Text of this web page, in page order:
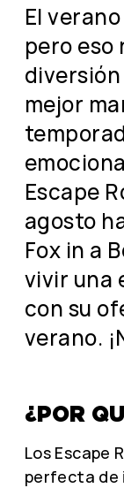
El
pero eso
mejor
Escape
agosto
Fox in a
vivir una
con su
verano.
¿POR
Los Escape
perfecta de